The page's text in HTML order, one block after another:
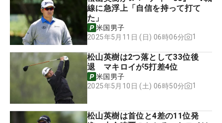
線に急浮上「自信を持って打て
た」
米国男子
2025年5月11日 (日) 06時06分
1
松山英樹は2つ落として33位後
退 マキロイが5打差4位
米国男子
2025年5月10日 (土) 06時50分
1
松山英樹は首位と4差の11位発